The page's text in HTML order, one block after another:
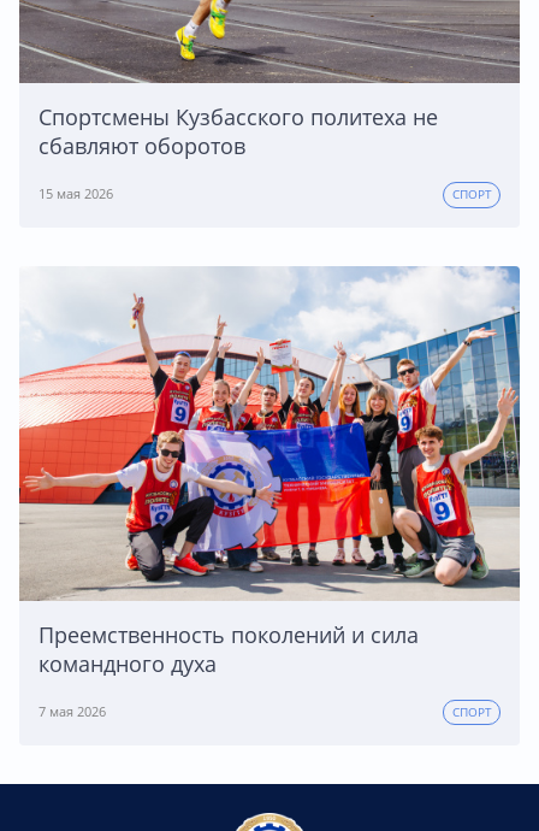
Спортсмены Кузбасского политеха не
сбавляют оборотов
15 мая 2026 СПОРТ
Преемственность поколений и сила
командного духа
7 мая 2026 СПОРТ